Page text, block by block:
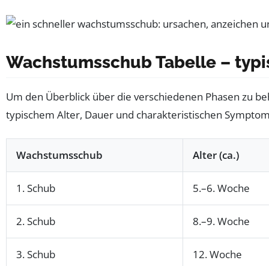
Wachstumsschub Tabelle –
Um den Überblick über die verschiedenen Phasen zu
typischem Alter, Dauer und charakteristischen
Wachstumsschub Alter (ca.)
1. Schub 5.–6. Woche
2. Schub 8.–9. Woche
3. Schub 12. Woche